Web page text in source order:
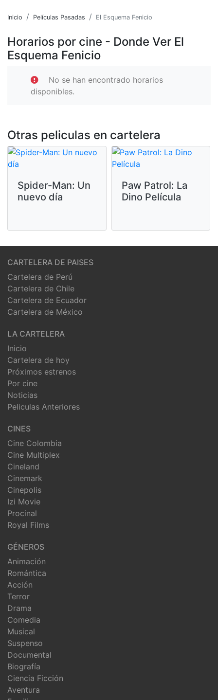
Inicio Películas Pasadas El Esquema Fenicio
Horarios por cine - Donde Ver El
Esquema Fenicio
No se han encontrado horarios
disponibles.
Otras peliculas en cartelera
Spider-Man: Un
nuevo día
Paw Patrol: La
Dino Película
CARTELERA DE PAISES
Cartelera de Perú
Cartelera de Chile
Cartelera de Ecuador
Cartelera de México
LA CARTELERA
Inicio
Cartelera de hoy
Próximos estrenos
Por cine
Noticias
Peliculas Anteriores
CINES
Cine Colombia
Cine Multiplex
Cineland
Cinemark
Cinepolis
Izi Movie
Procinal
Royal Films
GÉNEROS
Animación
Romántica
Acción
Terror
Drama
Comedia
Musical
Suspenso
Documental
Biografía
Ciencia Ficción
Aventura